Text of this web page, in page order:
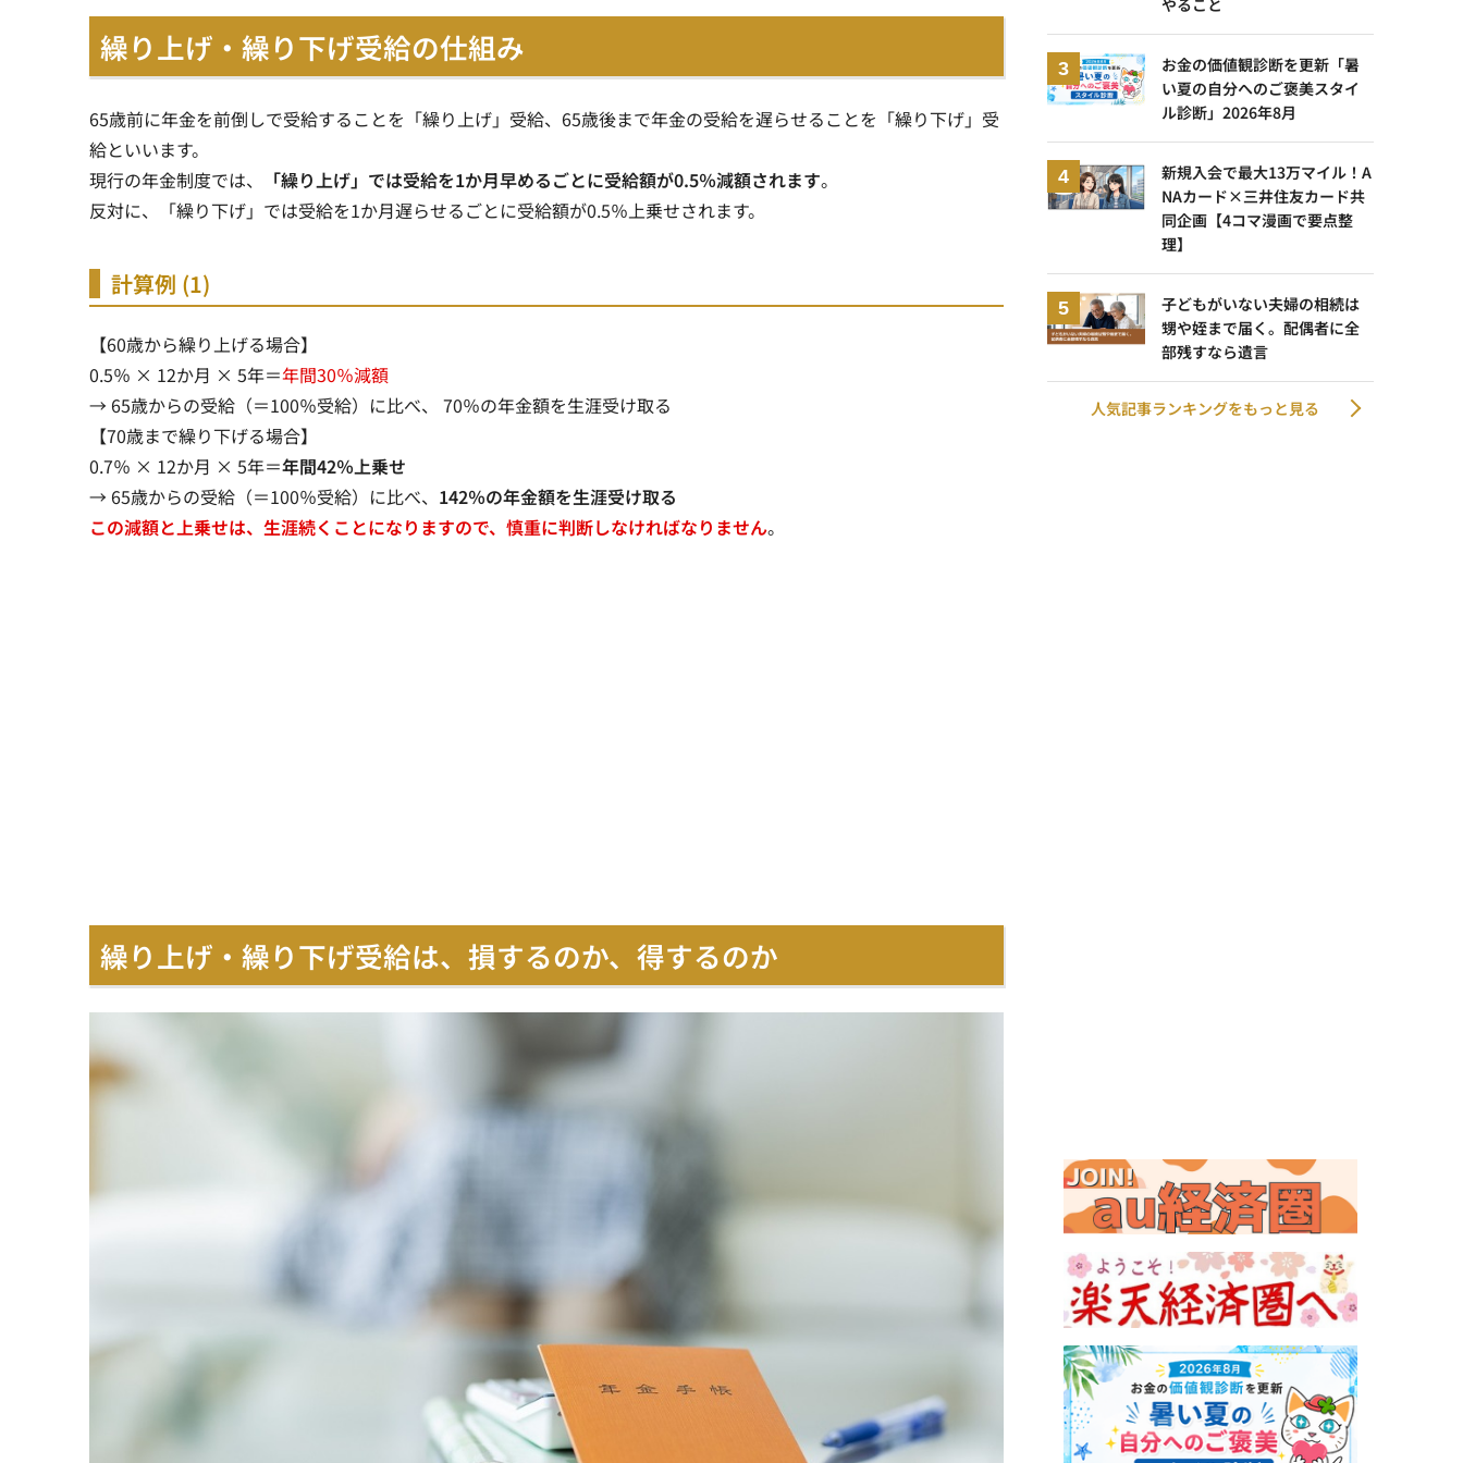
繰り上げ・繰り下げ受給の仕組み
65歳前に年金を前倒しで受給することを「繰り上げ」受給、65歳後まで年金の受給を遅らせることを「繰り下げ」受
給といいます。
現行の年金制度では、
「繰り上げ」では受給を1か月早めるごとに受給額が0.5％減額されます。
反対に、
「繰り下げ」では受給を1か月遅らせるごとに受給額が0.5％上乗せされます。
計算例 (1)
【60歳から繰り上げる場合】
0.5％ × 12か月 × 5年＝年間30％減額
→ 65歳からの受給（＝100％受給）に比べ、 70％の年金額を生涯受け取る
【70歳まで繰り下げる場合】
0.7％ × 12か月 × 5年＝年間42％上乗せ
→ 65歳からの受給（＝100％受給）に比べ、 142％の年金額を生涯受け取る
この減額と上乗せは、生涯続くことになりますので、慎重に判断しなければなりません。
繰り上げ・繰り下げ受給は、損するのか、得するのか
お金の価値観診断を更新「暑
い夏の自分へのご褒美スタイ
ル診断」2026年8月
新規入会で最大13万マイル！A
NAカード×三井住友カード共
同企画【4コマ漫画で要点整
理】
子どもがいない夫婦の相続は
甥や姪まで届く。配偶者に全
部残すなら遺言
人気記事ランキングをもっと見る